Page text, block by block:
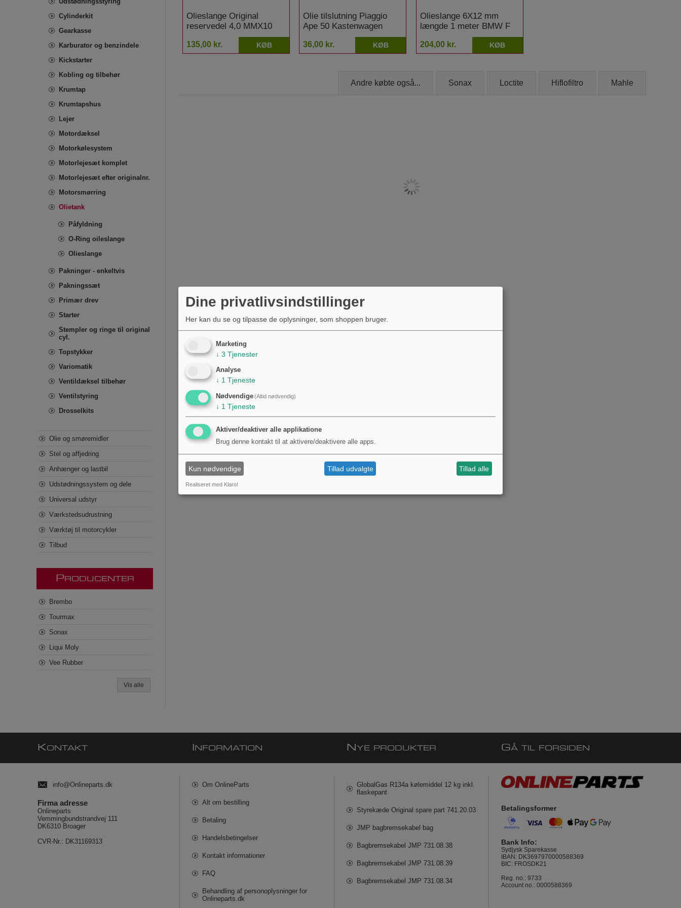
Olieslange Original
reservedel 4,0 MMX10
mm L 450 mm Piaggio
Ape 50 Mix Kastenwagen
135,00 kr. KØB
Olie tilslutning Piaggio
Ape 50 Kastenwagen
36,00 kr. KØB
Olieslange 6X12 mm
længde 1 meter BMW F
204,00 kr. KØB
Andre købte også... Sonax Loctite Hiflofiltro Mahle
Cylinderkit
Gearkasse
Karburator og benzindele
Kickstarter
Kobling og tilbehør
Krumtap
Krumtapshus
Lejer
Motordæksel
Motorkølesystem
Motorlejesæt komplet
Motorlejesæt efter originalnr.
Motorsmørring
Olietank
Påfyldning
O-Ring oileslange
Olieslange
Pakninger - enkeltvis
Pakningssæt
Primær drev
Starter
Stempler og ringe til original
cyl.
Topstykker
Variomatik
Ventildæksel tilbehør
Ventilstyring
Drosselkits
Olie og smøremidler
Stel og affjedring
Anhænger og lastbil
Udstødningssystem og dele
Universal udstyr
Værkstedsudrustning
Værktøj til motorcykler
Tilbud
P RODUCENTER
Brembo
Tourmax
Sonax
Liqui Moly
Vee Rubber
Vis alle
KONTAKT
info@Onlineparts.dk
Firma adresse
Onlineparts
Vemmingbundstrandvej 111
DK6310 Broager
CVR-Nr.: DK31169313
NFORMATION
Om OnlineParts
Alt om bestilling
Betaling
Handelsbetingelser
Kontakt informationer
FAQ
Behandling af personoplysninger for
Onlineparts.dk
N YE PRODUKTER
GlobalGas R134a kølemiddel 12 kg inkl.
flaskepant
Styrekæde Original spare part 741.20.03
JMP bagbremsekabel bag
Bagbremsekabel JMP 731.08.38
Bagbremsekabel JMP 731.08.39
Bagbremsekabel JMP 731.08.34
GÅ TIL FORSIDEN
Betalingsformer
Bank Info:
Sydjysk Sparekasse
IBAN: DK3697970000588369
BIC: FROSDK21
Reg. no.: 9733
Account no.: 0000588369
Dine privatlivsindstillinger
Her kan du se og tilpasse de oplysninger, som shoppen bruger.
Marketing
↓ 3 Tjenester
Analyse
↓ 1 Tjeneste
Nødvendige(Altid nødvendig)
↓ 1 Tjeneste
Aktiver/deaktiver alle applikatione
Brug denne kontakt til at aktivere/deaktivere alle apps.
Kun nødvendige Tillad udvalgte Tillad alle
Realiseret med Klaro!